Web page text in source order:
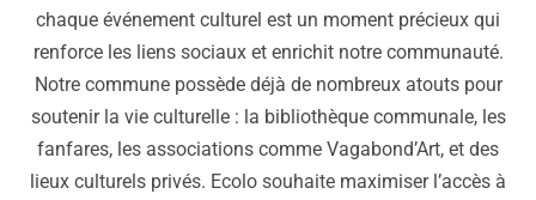
chaque événement culturel est un moment précieux qui
renforce les liens sociaux et enrichit notre communauté.
Notre commune possède déjà de nombreux atouts pour
soutenir la vie culturelle : la bibliothèque communale, les
fanfares, les associations comme Vagabond’Art, et des
lieux culturels privés. Ecolo souhaite maximiser l’accès à